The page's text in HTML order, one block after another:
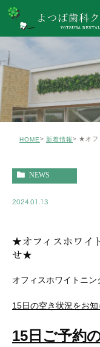
HOME 新着情報 ★オフ
NEWS
2024.01.13
★オフィスホワイ
せ★
オフィスホワイトニ
15日の空き状況をお知
15日ご予約